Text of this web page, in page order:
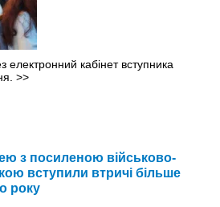
електронний кабінет вступника
>>
з посиленою військово-
вступили втричі більше
року